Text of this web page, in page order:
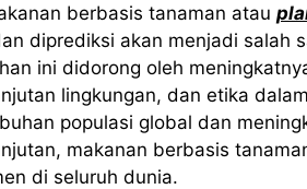
berbasis tanaman atau
diprediksi akan menjadi salah
ini didorong oleh
lingkungan, dan etika
populasi global dan
makanan berbasis
di seluruh dunia.